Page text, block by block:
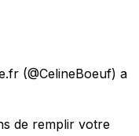
(@CelineBoeuf) a
de remplir votre